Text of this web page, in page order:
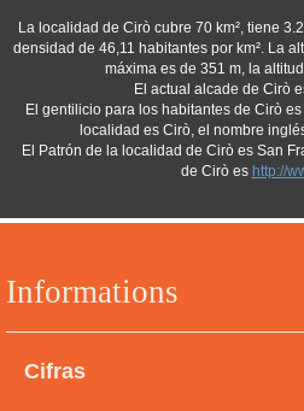
Informations
Cifras
La localidad de Cirò cubre 70 km², tiene
densidad de 46,11 habitantes por km². La
máxima es de 351 m, la
El actual alcade de Cirò
El gentilicio para los habitantes de Cirò
localidad es Cirò, el nombre
El Patrón de la localidad de Cirò es San
de Cirò es http://